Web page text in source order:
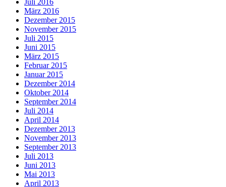
Juli 2016
März 2016
Dezember 2015
November 2015
Juli 2015
Juni 2015
März 2015
Februar 2015
Januar 2015
Dezember 2014
Oktober 2014
September 2014
Juli 2014
April 2014
Dezember 2013
November 2013
September 2013
Juli 2013
Juni 2013
Mai 2013
April 2013